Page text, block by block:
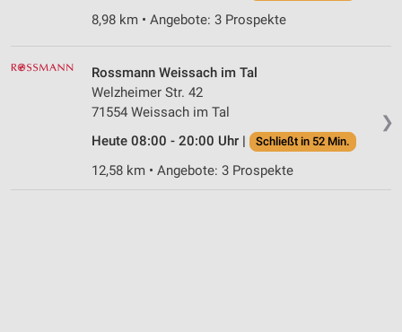
8,98 km • Angebote: 3 Prospekte
❯
Rossmann Weissach im Tal
Welzheimer Str. 42
71554 Weissach im Tal
Heute 08:00 - 20:00 Uhr |
Schließt in 52 Min.
12,58 km • Angebote: 3 Prospekte